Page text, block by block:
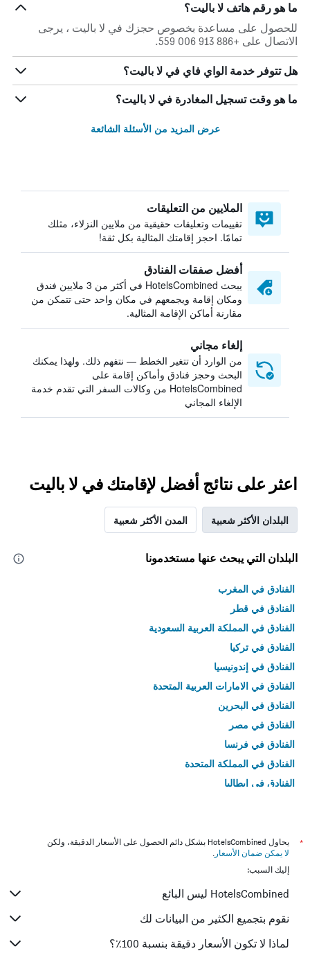
ما هو رقم هاتف لا باليت؟
للحصول على مساعدة بخصوص حجزك في لا باليت ، يرجى
الاتصال على +886 913 006 559.
هل تتوفر خدمة الواي فاي في لا باليت؟
ما هو وقت تسجيل المغادرة في لا باليت؟
عرض المزيد من الأسئلة الشائعة
الملايين من التعليقات
تقييمات وتعليقات حقيقية من ملايين النزلاء، مثلك
تمامًا. احجز إقامتك المثالية بكل ثقة!
أفضل صفقات الفنادق
يبحث HotelsCombined في أكثر من 3 ملايين فندق
ومكان إقامة ويجمعهم في مكان واحد حتى تتمكن من
مقارنة أماكن الإقامة المثالية.
إلغاء مجاني
من الوارد أن تتغير الخطط — نتفهم ذلك. ولهذا يمكنك
البحث وحجز فنادق وأماكن إقامة على
HotelsCombined من وكالات السفر التي تقدم خدمة
الإلغاء المجاني
اعثر على نتائج أفضل لإقامتك في لا باليت
البلدان الأكثر شعبية المدن الأكثر شعبية
البلدان التي يبحث عنها مستخدمونا
الفنادق في المغرب
الفنادق في قطر
الفنادق في المملكة العربية السعودية
الفنادق في تركيا
الفنادق في إندونيسيا
الفنادق في الامارات العربية المتحدة
الفنادق في البحرين
الفنادق في مصر
الفنادق في فرنسا
الفنادق في المملكة المتحدة
الفنادق في إيطاليا
*
يحاول HotelsCombined بشكل دائم الحصول على الأسعار الدقيقة، ولكن
لا يمكن ضمان الأسعار .
إليك السبب:
HotelsCombined ليس البائع
نقوم بتجميع الكثير من البيانات لك
لماذا لا تكون الأسعار دقيقة بنسبة 100٪؟